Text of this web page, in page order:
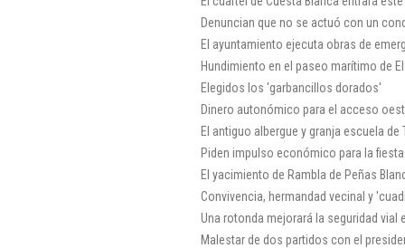
Denuncian que no se actuó con un
El ayuntamiento ejecuta obras de
Hundimiento en el paseo marítimo de
Elegidos los 'garbancillos dorados'
Dinero autonómico para el acceso
El antiguo albergue y granja escuela
Piden impulso económico para la
El yacimiento de Rambla de Peñas
Convivencia, hermandad vecinal y
Una rotonda mejorará la seguridad vial
Malestar de dos partidos con el